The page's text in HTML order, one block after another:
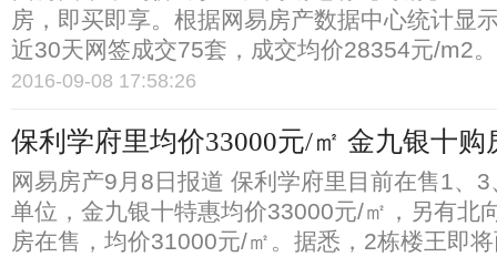
房，即买即享。根据网易房产数据中心统计显
近30天网签成交75套，成交均价28354元/m2
2016-09-08 17:58:26
保利学府里均价33000元/㎡ 金九银十购
网易房产9月8日报道 保利学府里目前在售1、
单位，金九银十特惠均价33000元/㎡，另有北
房在售，均价31000元/㎡。据悉，2栋楼王即